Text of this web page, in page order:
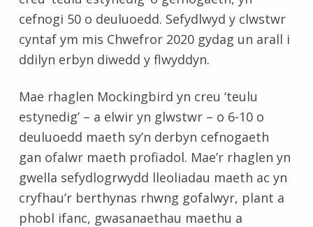
cefnogi 50 o deuluoedd. Sefydlwyd y clwstwr
cyntaf ym mis Chwefror 2020 gydag un arall i
ddilyn erbyn diwedd y flwyddyn.
Mae rhaglen Mockingbird yn creu ‘teulu
estynedig’ – a elwir yn glwstwr – o 6-10 o
deuluoedd maeth sy’n derbyn cefnogaeth
gan ofalwr maeth profiadol. Mae’r rhaglen yn
gwella sefydlogrwydd lleoliadau maeth ac yn
cryfhau’r berthynas rhwng gofalwyr, plant a
phobl ifanc, gwasanaethau maethu a